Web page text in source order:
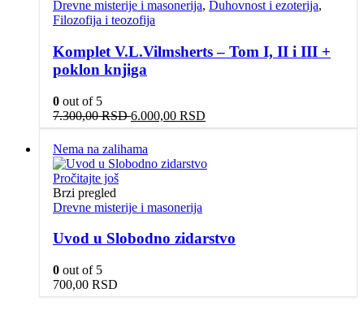
Drevne misterije i masonerija, Duhovnost i ezoterija,
Filozofija i teozofija
Komplet V.L.Vilmsherts – Tom I, II i III +
poklon knjiga
0 out of 5
7.300,00RSDOriginalna
cena
je
bila:
7.300,00 RSD.
6.000,00 RSD
cena
6.000,00 RSD.
Nema na zalihama
Pročitajte još
Brzi pregled
Drevne misterije i masonerija
Uvod u Slobodno zidarstvo
0 out of 5
700,00 RSD